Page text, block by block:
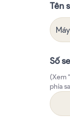
Tên
Số
(Xem
phía